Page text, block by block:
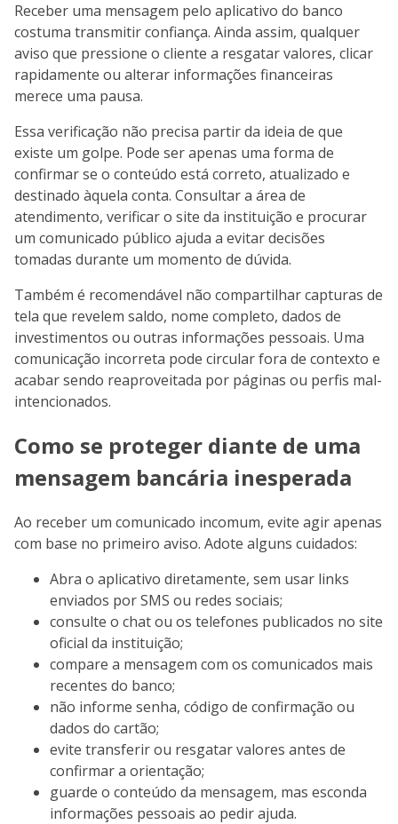
Receber uma mensagem pelo aplicativo do banco
costuma transmitir confiança. Ainda assim, qualquer
aviso que pressione o cliente a resgatar valores, clicar
rapidamente ou alterar informações financeiras
merece uma pausa.
Essa verificação não precisa partir da ideia de que
existe um golpe. Pode ser apenas uma forma de
confirmar se o conteúdo está correto, atualizado e
destinado àquela conta. Consultar a área de
atendimento, verificar o site da instituição e procurar
um comunicado público ajuda a evitar decisões
tomadas durante um momento de dúvida.
Também é recomendável não compartilhar capturas de
tela que revelem saldo, nome completo, dados de
investimentos ou outras informações pessoais. Uma
comunicação incorreta pode circular fora de contexto e
acabar sendo reaproveitada por páginas ou perfis mal-
intencionados.
Como se proteger diante de uma
mensagem bancária inesperada
Ao receber um comunicado incomum, evite agir apenas
com base no primeiro aviso. Adote alguns cuidados:
Abra o aplicativo diretamente, sem usar links
enviados por SMS ou redes sociais;
consulte o chat ou os telefones publicados no site
oficial da instituição;
compare a mensagem com os comunicados mais
recentes do banco;
não informe senha, código de confirmação ou
dados do cartão;
evite transferir ou resgatar valores antes de
confirmar a orientação;
guarde o conteúdo da mensagem, mas esconda
informações pessoais ao pedir ajuda.